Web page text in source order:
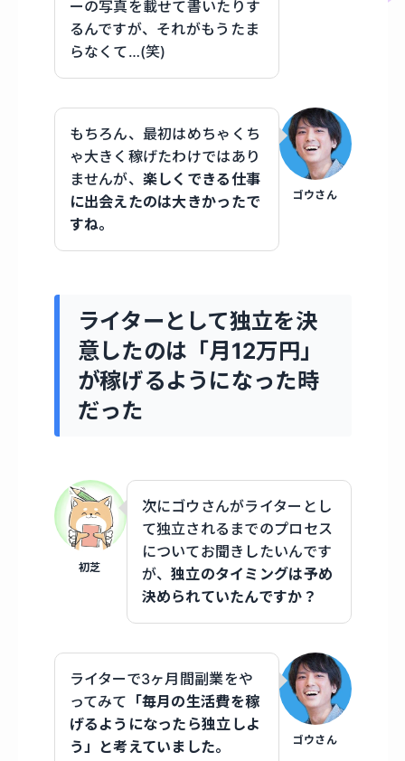
ーの写真を載せて書いたりす
るんですが、それがもうたま
らなくて…(笑)
ゴウさん
もちろん、最初はめちゃくち
ゃ大きく稼げたわけではあり
ませんが、 楽しくできる仕事
に出会えたのは大きかったで
すね。
ライターとして独立を決
意したのは「月12万円」
が稼げるようになった時
だった
初芝
次にゴウさんがライターとし
て独立されるまでのプロセス
についてお聞きしたいんです
が、独立のタイミングは予め
決められていたんですか？
ゴウさん
ライターで3ヶ月間副業をや
ってみて 「毎月の生活費を稼
げるようになったら独立しよ
う」と考えていました。